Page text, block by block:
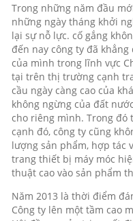
Trong những năm đầu
những ngày tháng khởi
lại sự nỗ lực. cố gắng
đến nay công ty đã
của mình trong lĩnh vực
tại trên thị trường cạnh
cầu ngày càng cao của
không ngừng của đất
cho riêng mình. Trong
cạnh đó, công ty cũng
lượng sản phẩm, hợp tác
trang thiết bị máy móc
thuật cao vào sản phẩm
Năm 2013 là thời điểm
Công ty lên một tầm cao